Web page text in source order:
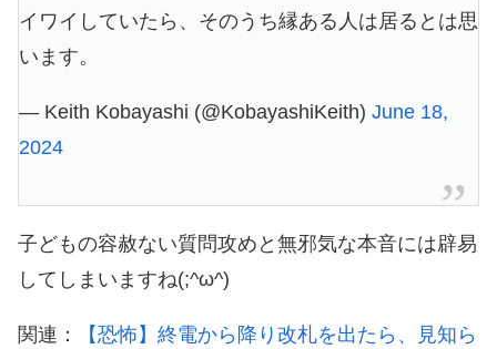
イワイしていたら、そのうち縁ある人は居るとは思
います。
— Keith Kobayashi (@KobayashiKeith) June 18,
2024
子どもの容赦ない質問攻めと無邪気な本音には辟易
してしまいますね(;^ω^)
関連：
【恐怖】終電から降り改札を出たら、見知ら